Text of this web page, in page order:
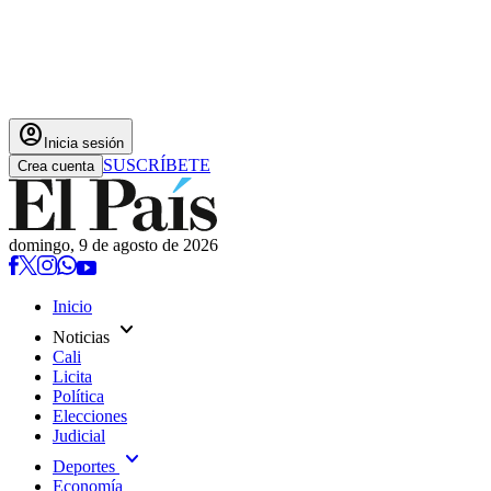
account_circle Inicia sesión
Crea cuenta SUSCRÍBETE
domingo, 9 de agosto de 2026
Inicio
Noticias expand_more
Cali
Licita
Política
Elecciones
Judicial
Deportes expand_more
Economía